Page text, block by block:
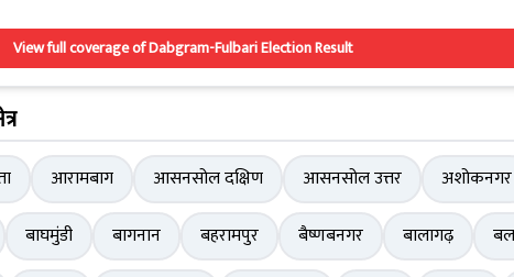
View full coverage of Dabgram-Fulbari Election Result
आरामबाग आसनसोल दक्षिण आसनसोल उत्तर
अशोकनगर
बाघमुंडी बागनान बहरामपुर बैष्णबनगर बालागढ़